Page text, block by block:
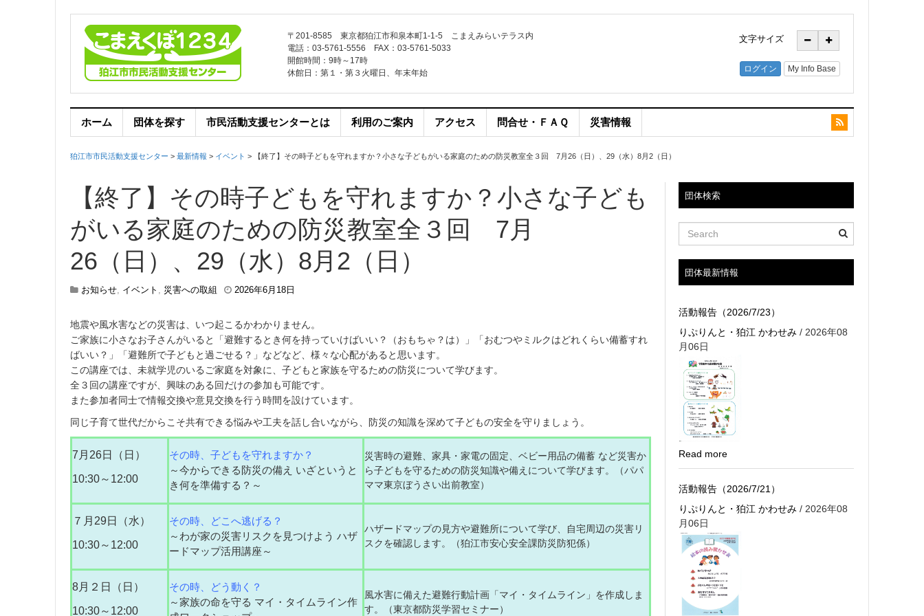
〒201-8585 東京都狛江市和泉本町1-1-5 こまえみらいテラス内
電話：03-5761-5556 FAX：03-5761-5033
開館時間：9時～17時
休館日：第１・第３火曜日、年末年始
文字サイズ
ホーム 団体を探す 市民活動支援センターとは 利用のご案内 アクセス 問合せ・ＦＡＱ 災害情報
狛江市市民活動支援センター > 最新情報 > イベント > 【終了】その時子どもを守れますか？小さな子どもがいる家庭のための防災教室全３回 7月26（日）、29（水）8月2（日）
【終了】その時子どもを守れますか？小さな子ども
がいる家庭のための防災教室全３回 7月
26（日）、29（水）8月2（日）
お知らせ, イベント , 災害への取組 2026年6月18日
6
年
8
月
6
日
地震や風水害などの災害は、いつ起こるかわかりません。
ご家族に小さなお子さんがいると「避難するとき何を持っていけばいい？（おもちゃ？は）」「おむつやミルクはどれくらい備蓄すれ
ばいい？」「避難所で子どもと過ごせる？」などなど、様々な心配があると思います。
この講座では、未就学児のいるご家庭を対象に、子どもと家族を守るための防災について学びます。
全３回の講座ですが、興味のある回だけの参加も可能です。
また参加者同士で情報交換や意見交換を行う時間を設けています。
同じ子育て世代だからこそ共有できる悩みや工夫を話し合いながら、防災の知識を深めて子どもの安全を守りましょう。
7月26日（日）
10:30～12:00
その時、子どもを守れますか？
～今からできる防災の備え いざというと
き何を準備する？～
災害時の避難、家具・家電の固定、ベビー用品の備蓄 など災害か
ら子どもを守るための防災知識や備えについて学びます。（パパ
ママ東京ぼうさい出前教室）
７月29日（水）
10:30～12:00
その時、どこへ逃げる？
～わが家の災害リスクを見つけよう ハザ
ードマップ活用講座～
ハザードマップの見方や避難所について学び、自宅周辺の災害リ
スクを確認します。（狛江市安心安全課防災防犯係）
8月２日（日）
10:30～12:00
その時、どう動く？
～家族の命を守る マイ・タイムライン作
風水害に備えた避難行動計画「マイ・タイムライン」を作成しま
す。（東京都防災学習セミナー）
団体検索
団体最新情報
活動報告（2026/7/23）
りぷりんと・狛江 かわせみ / 2026年08
月06日
Read more
活動報告（2026/7/21）
りぷりんと・狛江 かわせみ / 2026年08
月06日